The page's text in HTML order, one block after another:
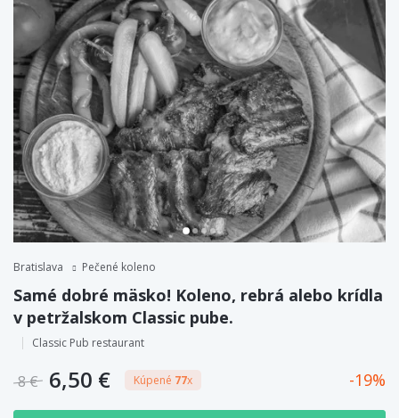
Bratislava Pečené koleno
Samé dobré mäsko! Koleno, rebrá alebo krídla
v petržalskom Classic pube.
Classic Pub restaurant
8 € 6,50 € Kúpené 77x 19